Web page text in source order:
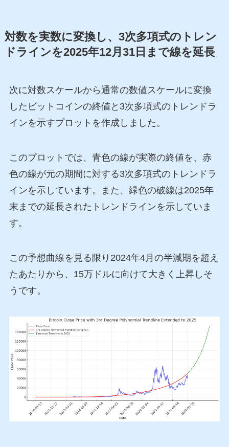
対数を実数に変換し、3次多項式のトレン
ドラインを2025年12月31日まで線を延長
次に対数スケールから通常の数値スケールに変換
したビットコインの終値と3次多項式のトレンドラ
インを示すプロットを作成しました。
このプロットでは、青色の線が実際の終値を、赤
色の線が元の期間に対する3次多項式のトレンドラ
インを示しています。また、緑色の破線は2025年
末までの延長されたトレンドラインを示していま
す。
この予想曲線を見る限り2024年4月の半減期を超え
たあたりから、15万ドルに向けて大きく上昇しそ
うです。